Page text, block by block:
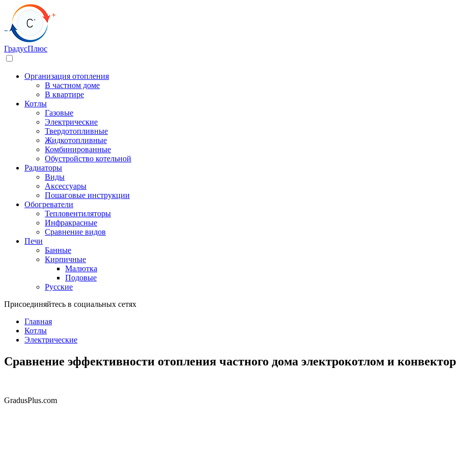
ГрадусПлюс
Организация отопления
В частном доме
В квартире
Котлы
Газовые
Электрические
Твердотопливные
Жидкотопливные
Комбинированные
Обустройство котельной
Радиаторы
Виды
Аксессуары
Пошаговые инструкции
Обогреватели
Тепловентиляторы
Инфракрасные
Сравнение видов
Печи
Банные
Кирпичные
Малютка
Подовые
Русские
Присоединяйтесь в социальных сетях
Главная
Котлы
Электрические
Сравнение эффективности отопления частного дома электрокотлом и
GradusPlus.com